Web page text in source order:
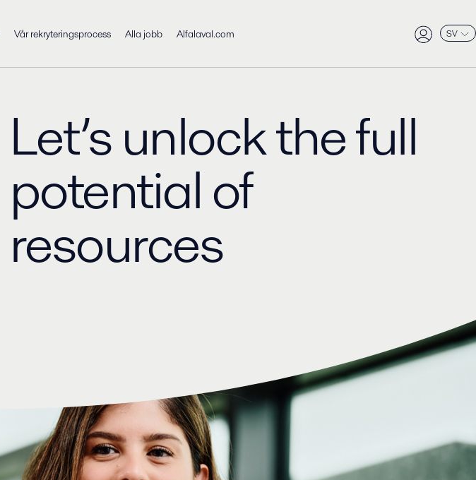
Vår rekryteringsprocess Alla jobb Alfalaval.com SV
Let’s unlock the full
potential of
resources​